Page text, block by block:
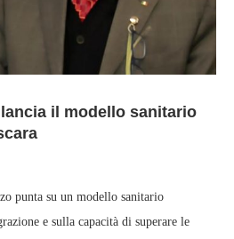
il modello sanitario
punta su un modello sanitario
e sulla capacità di superare le